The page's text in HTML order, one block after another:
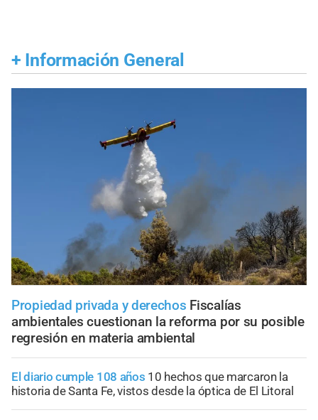
+ Información General
Propiedad privada y derechos Fiscalías
ambientales cuestionan la reforma por su posible
regresión en materia ambiental
El diario cumple 108 años 10 hechos que marcaron la
historia de Santa Fe, vistos desde la óptica de El Litoral